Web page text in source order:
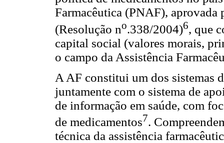
Farmacêutica (PNAF), aprovada
(Resolução no.338/2004)6, que
capital social (valores morais,
o campo da Assistência
A AF constitui um dos sistemas
juntamente com o sistema de
de informação em saúde, com
de medicamentos7.
técnica da assistência